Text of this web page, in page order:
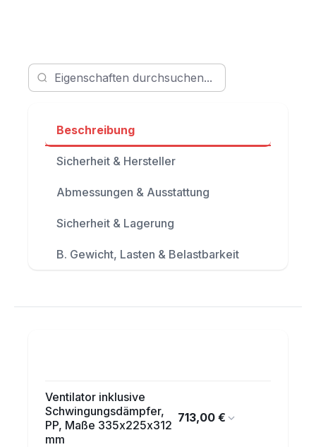
Beschreibung
Sicherheit & Hersteller
Abmessungen & Ausstattung
Sicherheit & Lagerung
B. Gewicht, Lasten & Belastbarkeit
Ventilator inklusive
Schwingungsdämpfer,
PP, Maße 335x225x312
mm
713,00 €